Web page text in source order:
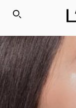
SEARCH THIS SITE